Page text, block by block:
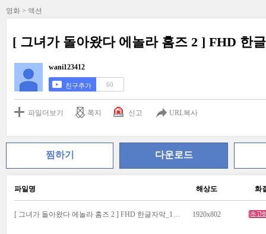
영화 > 액션
[ 그녀가 돌아왔다 에놀라 홈즈 2 ] FHD 한
wani123412
친구추가 60
파일더보기 쪽지 신고 URL복사
찜하기 다운로드
파일명 해상도 화
[ 그녀가 돌아왔다 에놀라 홈즈 2 ] FHD 한글자막_1.mkv 1920x802